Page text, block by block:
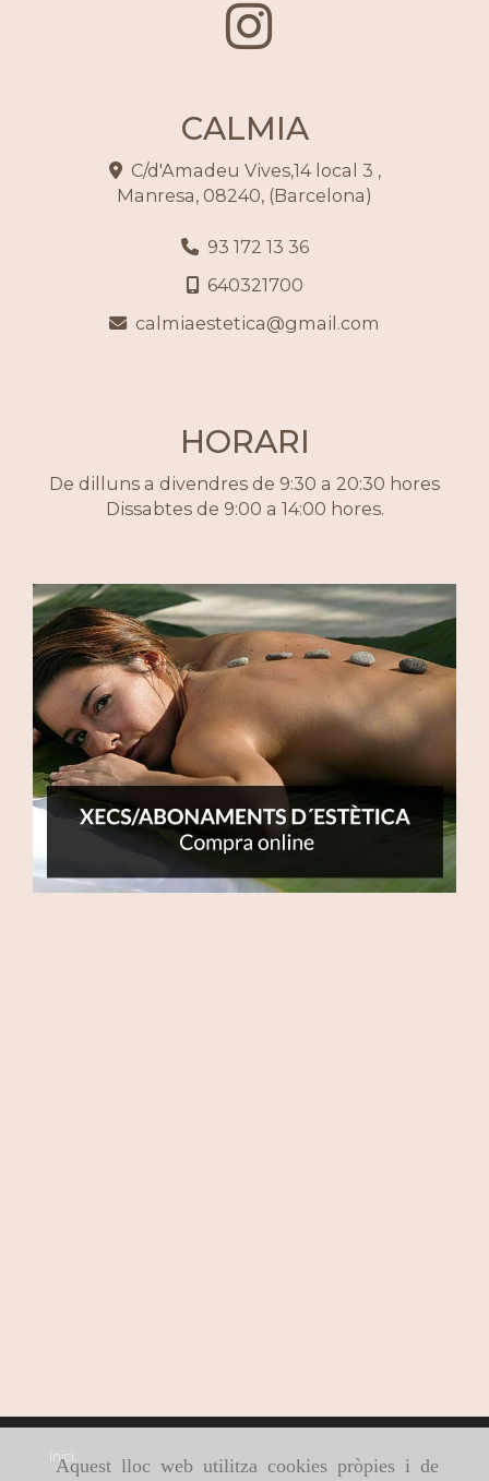
Aquest lloc web utilitza cookies pròpies i de
CALMIA
C/d'Amadeu Vives,14 local 3 ,
Manresa, 08240, (Barcelona)
93 172 13 36
640321700
calmiaestetica
gmail.com
HORARI
De dilluns a divendres de 9:30 a 20:30 hores
Dissabtes de 9:00 a 14:00 hores.
Inici